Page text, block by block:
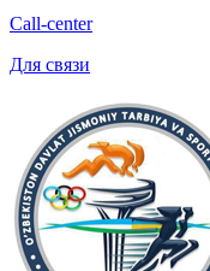
Call-center
Для связи